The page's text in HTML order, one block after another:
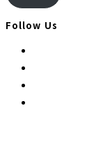
편
주
Follow Us